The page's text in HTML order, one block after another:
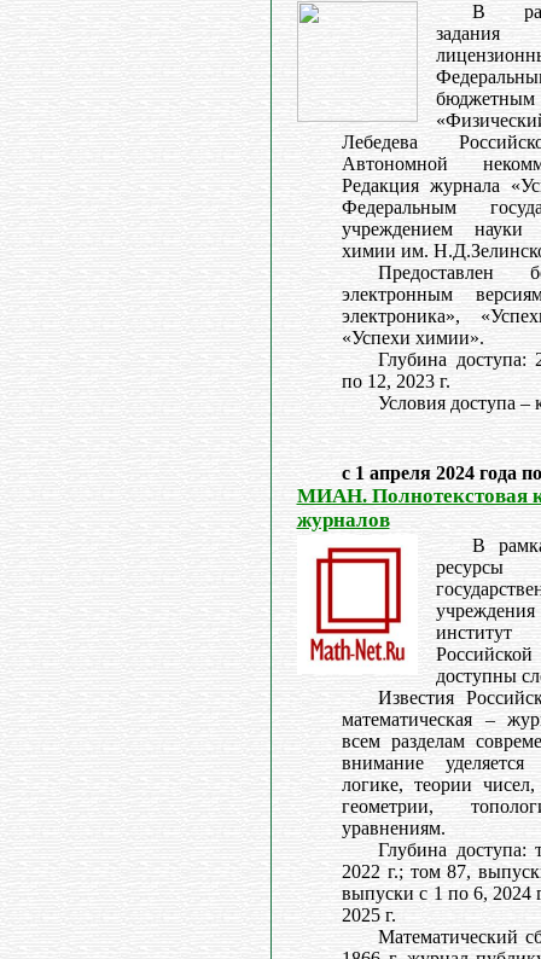
В
Лебедева
Автономной
Редакция журнала
Федеральным
учреждением науки
химии им.
Предоставлен
электронным
электроника»,
«Успехи химии».
Глубина доступа:
по 12, 2023 г.
Условия доступа –
с 1 апреля 2024 года
МИАН. Полнотекстовая
журналов
В
доступны
Известия
математическая –
всем разделам
внимание уделяется
логике, теории чисел,
геометрии,
уравнениям.
Глубина
2022 г.; том 87,
выпуски с 1 по 6, 2024
2025 г.
Математический